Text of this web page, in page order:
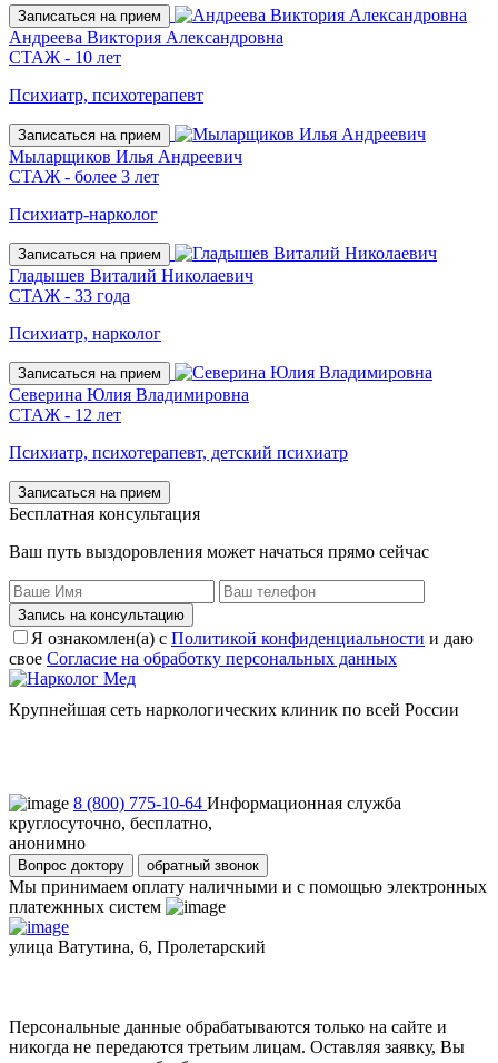
Записаться на прием
Андреева Виктория Александровна
СТАЖ - 10 лет
Психиатр, психотерапевт
Записаться на прием
Мыларщиков Илья Андреевич
СТАЖ - более 3 лет
Психиатр-нарколог
Записаться на прием
Гладышев Виталий Николаевич
СТАЖ - 33 года
Психиатр, нарколог
Записаться на прием
Северина Юлия Владимировна
СТАЖ - 12 лет
Психиатр, психотерапевт, детский психиатр
Записаться на прием
Бесплатная консультация
Ваш путь выздоровления может начаться прямо сейчас
Запись на консультацию
Я ознакомлен(а) с Политикой конфиденциальности и даю
свое Согласие на обработку персональных данных
Крупнейшая сеть наркологических клиник по всей России
8 (800) 775-10-64 Информационная служба
круглосуточно, бесплатно,
анонимно
Вопрос доктору обратный звонок
Мы принимаем оплату наличными и с помощью электронных
платежнных систем
улица Ватутина, 6, Пролетарский
Персональные данные обрабатываются только на сайте и
никогда не передаются третьим лицам. Оставляя заявку, Вы